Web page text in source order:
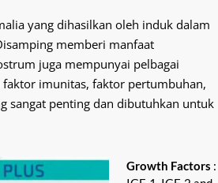
yang dihasilkan oleh induk dalam
memberi manfaat
juga mempunyai pelbagai
imunitas, faktor pertumbuhan,
sangat penting dan dibutuhkan untuk
Growth Factors :